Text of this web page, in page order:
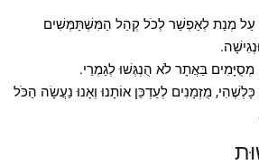
עַל מְנַת לְאַפְשֵׁר לְכֹל קְהַל הַמִּשְׁתַּמְּשִׁים
מְסֻיָּמִים בַּאֲתָר לֹא הֻנְגְּשׁוּ לְגַמְרֵי.
מֻזְמָנִים לְעַדְכֵּן אוֹתָנוּ וְאָנוּ נַעֲשָׂה הַכֹּל